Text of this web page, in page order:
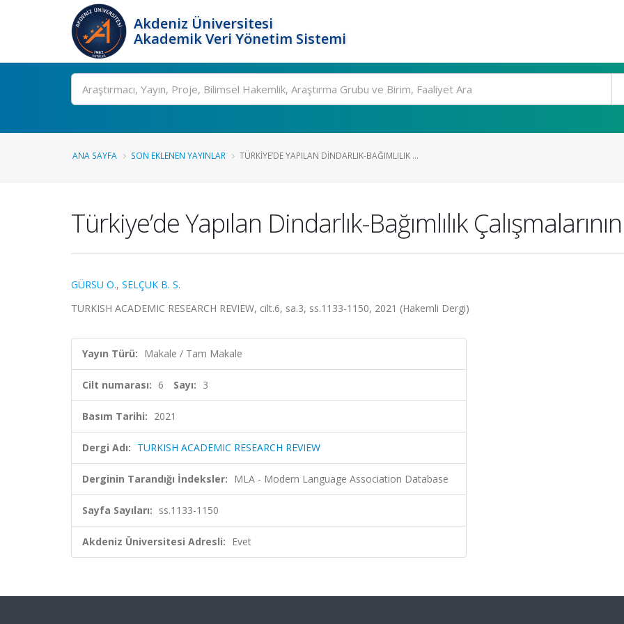
Akdeniz Üniversitesi
Akademik Veri Yönetim Sistemi
Ara
ANA SAYFA SON EKLENEN YAYINLAR TÜRKIYE’DE YAPILAN DINDARLIK-BAĞIMLILIK ...
Türkiye’de Yapılan Dindarlık-Bağımlılık
GÜRSU O., SELÇUK B. S.
TURKISH ACADEMIC RESEARCH REVIEW, cilt.6, sa.3, ss.1133-1150, 2021 (Hakemli Dergi)
Yayın Türü: Makale / Tam Makale
Cilt numarası: 6 Sayı: 3
Basım Tarihi: 2021
Dergi Adı: TURKISH ACADEMIC RESEARCH REVIEW
Derginin Tarandığı İndeksler: MLA - Modern Language Association Database
Sayfa Sayıları: ss.1133-1150
Akdeniz Üniversitesi Adresli: Evet